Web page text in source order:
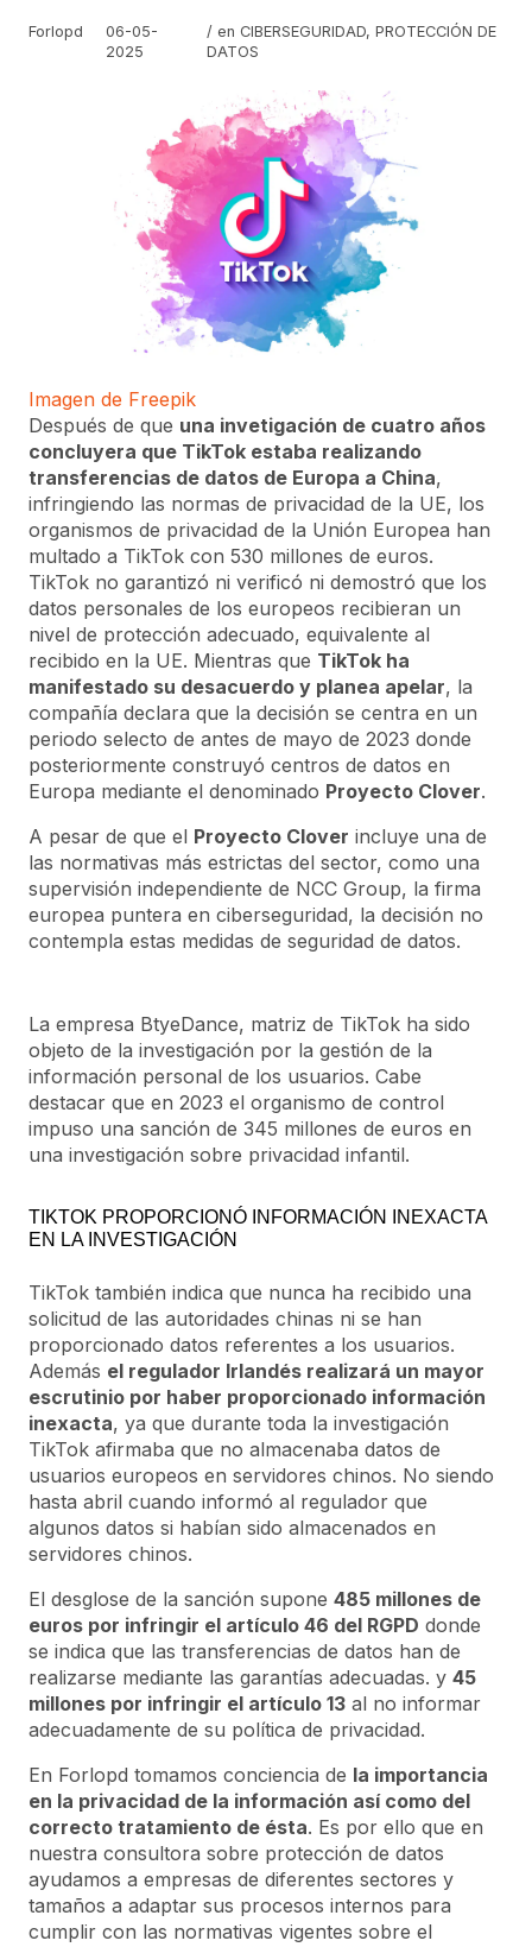
Forlopd
06-05-
2025
/ en CIBERSEGURIDAD, PROTECCIÓN DE
DATOS
Imagen de Freepik
Después de que una invetigación de cuatro años
concluyera que TikTok estaba realizando
transferencias de datos de Europa a China,
infringiendo las normas de privacidad de la UE, los
organismos de privacidad de la Unión Europea han
multado a TikTok con 530 millones de euros.
TikTok no garantizó ni verificó ni demostró que los
datos personales de los europeos recibieran un
nivel de protección adecuado, equivalente al
recibido en la UE. Mientras que TikTok ha
manifestado su desacuerdo y planea apelar, la
compañía declara que la decisión se centra en un
periodo selecto de antes de mayo de 2023 donde
posteriormente construyó centros de datos en
Europa mediante el denominado Proyecto Clover.
A pesar de que el Proyecto Clover incluye una de
las normativas más estrictas del sector, como una
supervisión independiente de NCC Group, la firma
europea puntera en ciberseguridad, la decisión no
contempla estas medidas de seguridad de datos.
La empresa BtyeDance, matriz de TikTok ha sido
objeto de la investigación por la gestión de la
información personal de los usuarios. Cabe
destacar que en 2023 el organismo de control
impuso una sanción de 345 millones de euros en
una investigación sobre privacidad infantil.
TIKTOK PROPORCIONÓ INFORMACIÓN INEXACTA
EN LA INVESTIGACIÓN
TikTok también indica que nunca ha recibido una
solicitud de las autoridades chinas ni se han
proporcionado datos referentes a los usuarios.
Además el regulador Irlandés realizará un mayor
escrutinio por haber proporcionado información
inexacta, ya que durante toda la investigación
TikTok afirmaba que no almacenaba datos de
usuarios europeos en servidores chinos. No siendo
hasta abril cuando informó al regulador que
algunos datos si habían sido almacenados en
servidores chinos.
El desglose de la sanción supone 485 millones de
euros por infringir el artículo 46 del RGPD donde
se indica que las transferencias de datos han de
realizarse mediante las garantías adecuadas. y 45
millones por infringir el artículo 13 al no informar
adecuadamente de su política de privacidad.
En Forlopd tomamos conciencia de la importancia
en la privacidad de la información así como del
correcto tratamiento de ésta. Es por ello que en
nuestra consultora sobre protección de datos
ayudamos a empresas de diferentes sectores y
tamaños a adaptar sus procesos internos para
cumplir con las normativas vigentes sobre el